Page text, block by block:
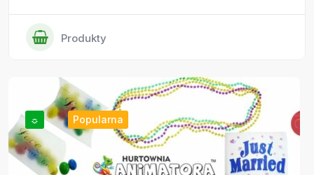
Produkty
☼ Popularna